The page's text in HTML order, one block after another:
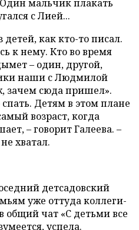
мальчик плакать
с Лией...
детей, как кто-то писал.
к нему. Кто во время
– один, другой,
наши с Людмилой
зачем сюда пришел».
Детям в этом плане
возраст, когда
– говорит Галеева. –
хватал.
детсадовский
уже оттуда коллеги-
общий чат «С детьми все
успела.